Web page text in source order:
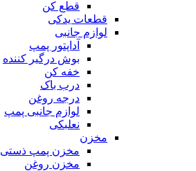
قطع کن
قطعات یدکی
لوازم جانبی
آداپتور پمپ
بوش درگیر کننده
خفه کن
درب باک
درجه روغن
لوازم جانبی پمپ
نعلبکی
مخزن
مخزن پمپ ذستی
مخزن روغن